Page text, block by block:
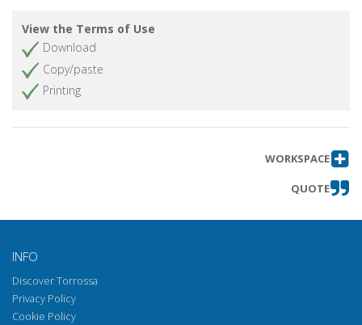
View the Terms of Use
Download
Copy/paste
Printing
WORKSPACE
QUOTE
INFO
Discover Torrossa
Privacy Policy
Cookie Policy